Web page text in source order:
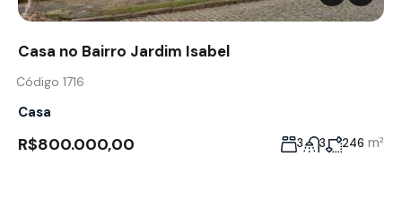
Casa no Bairro Jardim Isabel
Código 1716
Casa
R$800.000,00 3 3 246 m²